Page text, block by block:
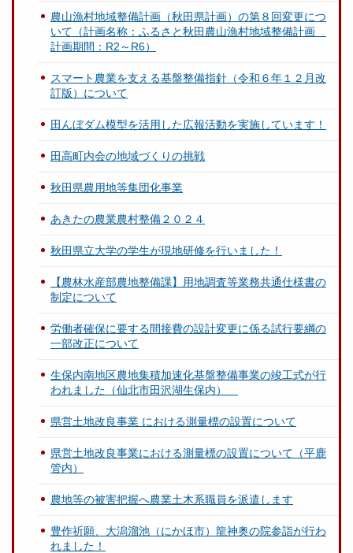
農山漁村地域整備計画（秋田県計画）の第８回変更につ
いて（計画名称：ふるさと秋田農山漁村地域整備計画
計画期間：R2～R6）
スマート農業を支える基盤整備指針（令和６年１２月改
訂版）について
田んぼダム模型を活用した広報活動を実施しています！
田高町内会の地域づくりの挑戦
秋田県農用地等集団化事業
あきたの農業農村整備２０２４
秋田県立大学の学生が現地研修を行いました！
【農林水産部農地整備課】用地調査等業務共通仕様書の
制定について
労働者確保に要する間接費の設計変更に係る試行要綱の
一部改正について
生保内南地区農地集積加速化基盤整備事業の竣工式が行
われました（仙北市田沢湖生保内）
県営土地改良事業 における測量標の設置について
県営土地改良事業における測量標の設置について（平鹿
管内）
農地等の被害把握へ農業土木系職員を派遣します
豊作祈願、大潟溜池（にかほ市）龍神奥の院参詣が行わ
れました！